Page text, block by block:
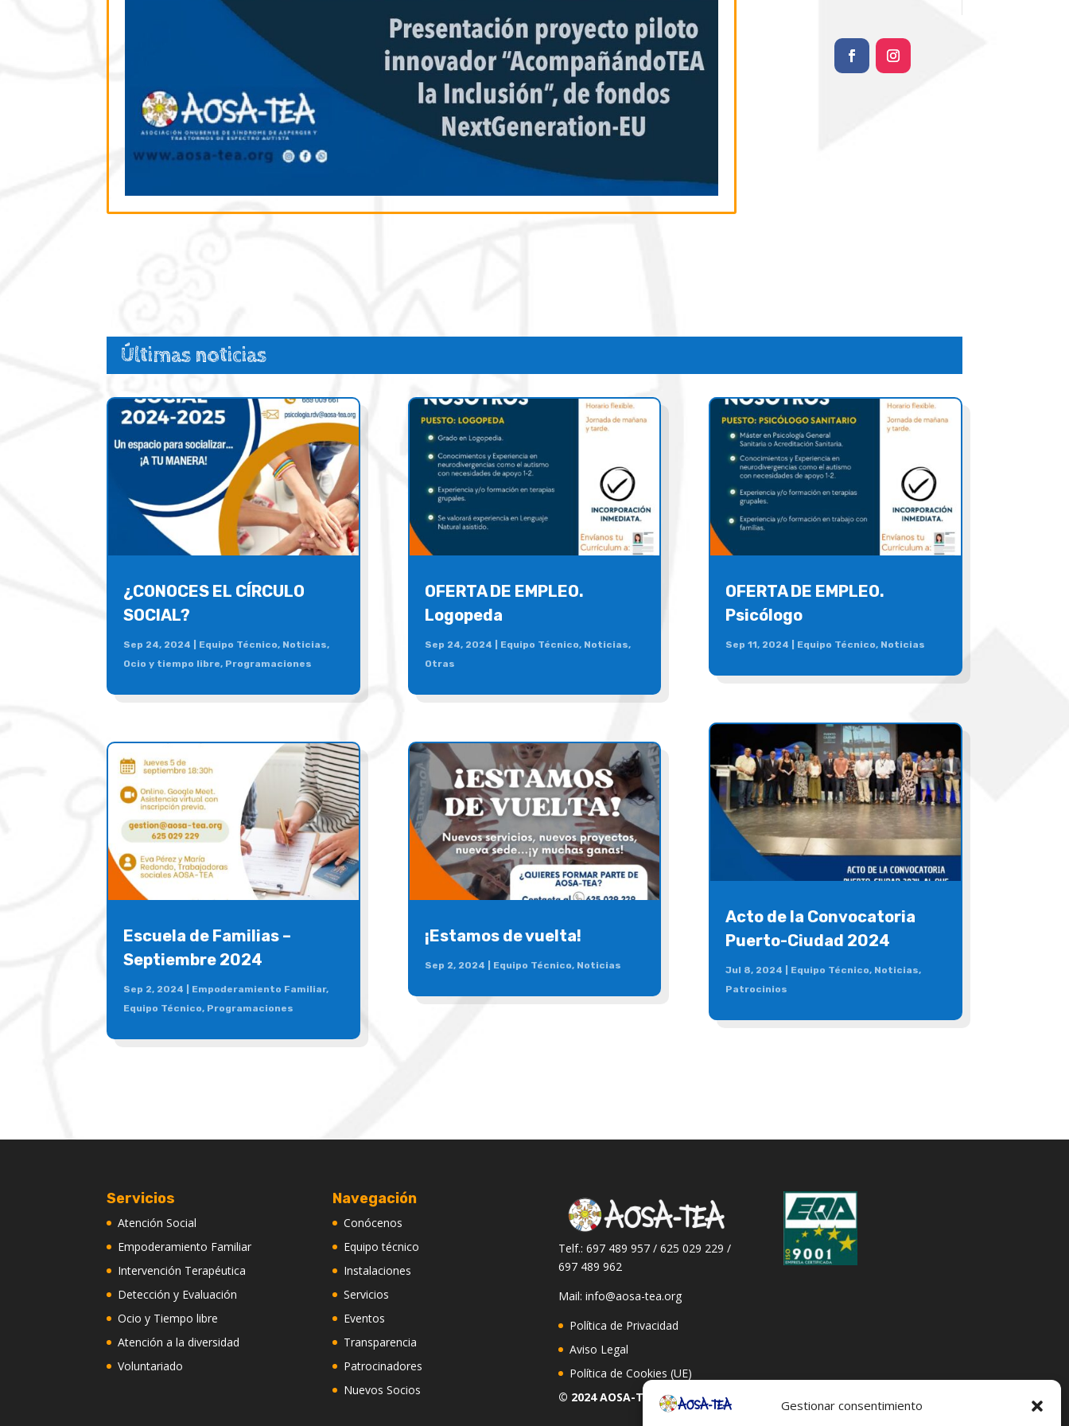
Gestionar consentimiento
Últimas noticias
¿CONOCES EL CÍRCULO
SOCIAL?
Sep 24, 2024 Equipo Técnico, Noticias,
Ocio y tiempo libre, Programaciones
Escuela de Familias –
Septiembre 2024
Sep 2, 2024 Empoderamiento Familiar,
Equipo Técnico, Programaciones
OFERTA DE EMPLEO.
Logopeda
Sep 24, 2024 Equipo Técnico, Noticias,
Otras
¡Estamos de vuelta!
Sep 2, 2024 Equipo Técnico, Noticias
OFERTA DE EMPLEO.
Psicólogo
Sep 11, 2024 Equipo Técnico, Noticias
Acto de la Convocatoria
Puerto-Ciudad 2024
Jul 8, 2024 Equipo Técnico, Noticias,
Patrocinios
Servicios
Atención Social
Empoderamiento Familiar
Intervención Terapéutica
Detección y Evaluación
Ocio y Tiempo libre
Atención a la diversidad
Voluntariado
Navegación
Conócenos
Equipo técnico
Instalaciones
Servicios
Eventos
Transparencia
Patrocinadores
Nuevos Socios
Telf.: 697 489 957 / 625 029 229 /
697 489 962
Mail: info@aosa-tea.org
Política de Privacidad
Aviso Legal
Política de Cookies (UE)
© 2024 AOSA-TEA